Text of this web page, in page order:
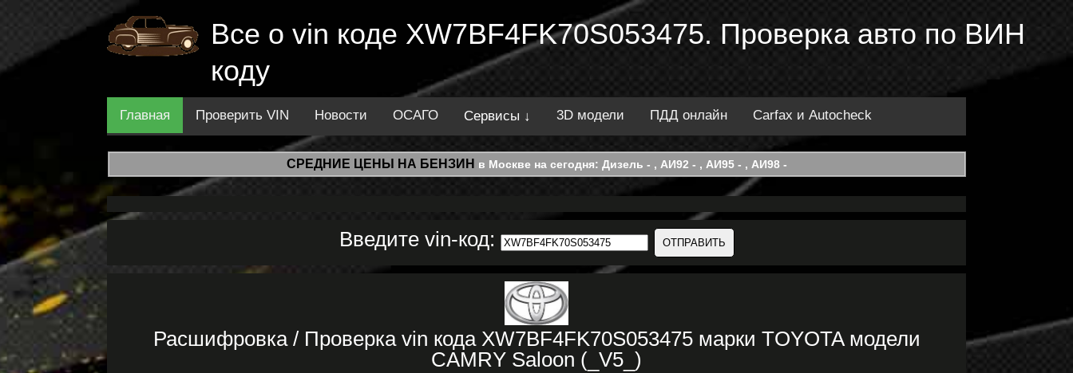
Все о vin коде XW7BF4FK70S053475. Проверка авто по ВИН
коду
Главная Проверить VIN Новости ОСАГО Сервисы ↓ 3D модели ПДД онлайн Carfax и Autocheck
СРЕДНИЕ ЦЕНЫ НА БЕНЗИН в Москве на сегодня: Дизель - , АИ92 - , АИ95 - , АИ98 -
Введите vin-код:
Расшифровка / Проверка vin кода XW7BF4FK70S053475 марки TOYOTA модели
CAMRY Saloon (_V5_)